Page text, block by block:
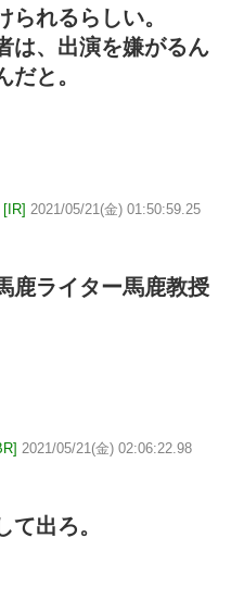
られるらしい。
は、出演を嫌がるん
と。
2021/05/21(金) 01:50:59.25
鹿ライター馬鹿教授
2021/05/21(金) 02:06:22.98
出ろ。